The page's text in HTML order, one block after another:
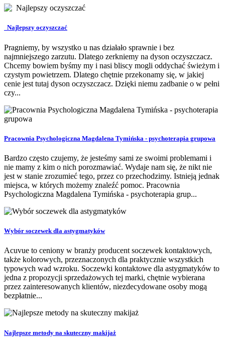
Najlepszy oczyszczać
Pragniemy, by wszystko u nas działało sprawnie i bez
najmniejszego zarzutu. Dlatego zerkniemy na dyson oczyszczacz.
Chcemy bowiem byśmy my i nasi bliscy mogli oddychać świeżym i
czystym powietrzem. Dlatego chętnie przekonamy się, w jakiej
cenie jest tutaj dyson oczyszczacz. Dzięki niemu zadbanie o w pełni
czy...
Pracownia Psychologiczna Magdalena Tymińska - psychoterapia grupowa
Bardzo często czujemy, że jesteśmy sami ze swoimi problemami i
nie mamy z kim o nich porozmawiać. Wydaje nam się, że nikt nie
jest w stanie zrozumieć tego, przez co przechodzimy. Istnieją jednak
miejsca, w których możemy znaleźć pomoc. Pracownia
Psychologiczna Magdalena Tymińska - psychoterapia grup...
Wybór soczewek dla astygmatyków
Acuvue to ceniony w branży producent soczewek kontaktowych,
także kolorowych, przeznaczonych dla praktycznie wszystkich
typowych wad wzroku. Soczewki kontaktowe dla astygmatyków to
jedna z propozycji sprzedażowych tej marki, chętnie wybierana
przez zainteresowanych klientów, niezdecydowane osoby mogą
bezpłatnie...
Najlepsze metody na skuteczny makijaż